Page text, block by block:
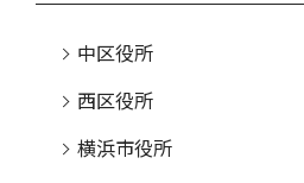
中区役所
西区役所
横浜市役所